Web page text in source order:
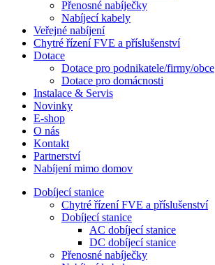
Přenosné nabíječky
Nabíjecí kabely
Veřejné nabíjení
Chytré řízení FVE a příslušenství
Dotace
Dotace pro podnikatele/firmy/obce
Dotace pro domácnosti
Instalace & Servis
Novinky
E-shop
O nás
Kontakt
Partnerství
Nabíjení mimo domov
Dobíjecí stanice
Chytré řízení FVE a příslušenství
Dobíjecí stanice
AC dobíjecí stanice
DC dobíjecí stanice
Přenosné nabíječky